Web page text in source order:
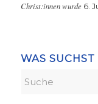
Christ:innen wurde 6.
WAS